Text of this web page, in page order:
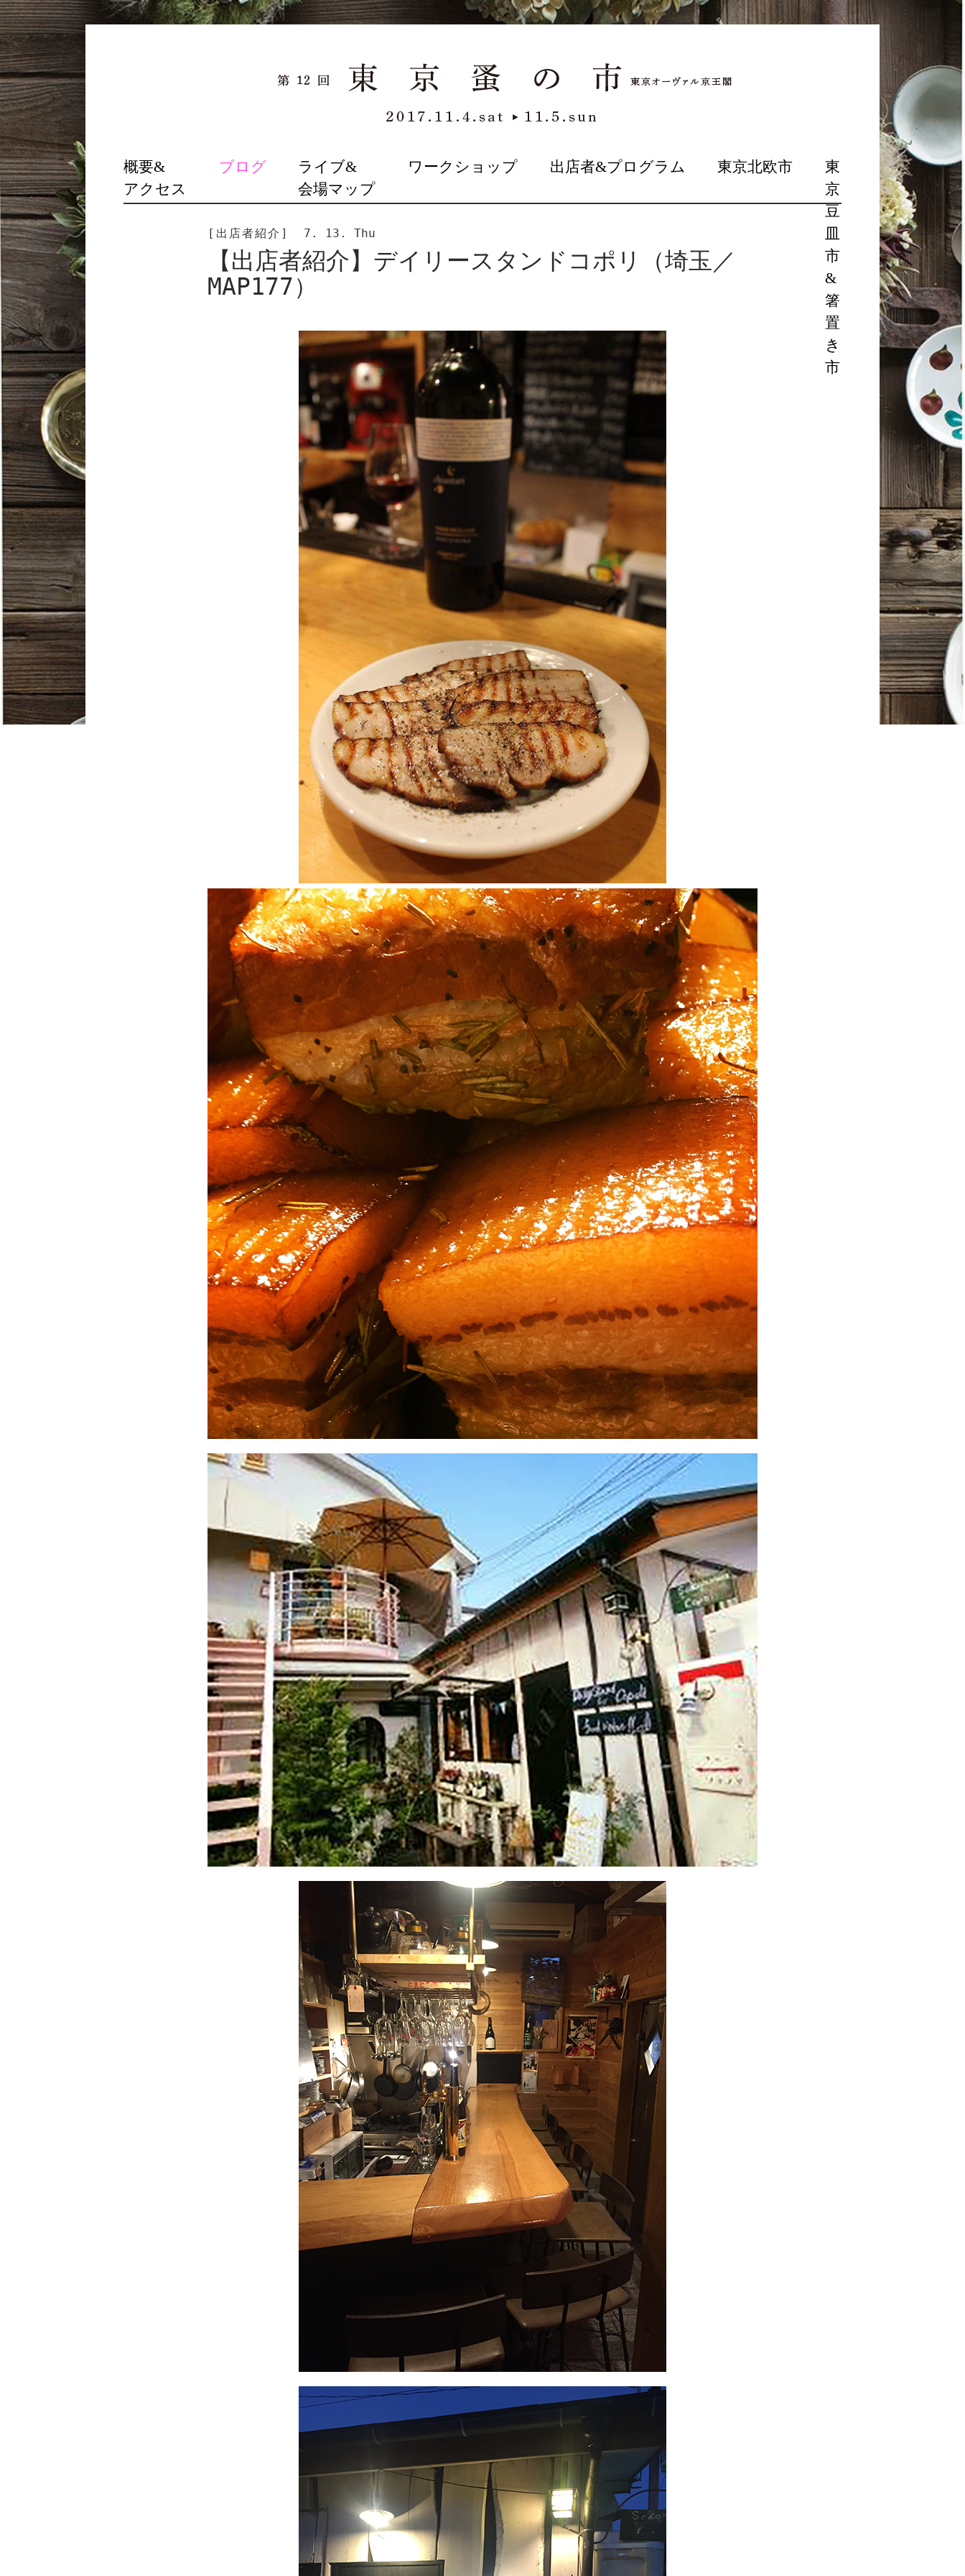
SKIP
TO
CONTENT
概要&
アクセス
ブログ
ライブ&
会場マップ
ワークショップ 出店者&プログラム 東京北欧市
東
京
豆
皿
市
&
箸
置
き
市
[出店者紹介] 7. 13. Thu
【出店者紹介】デイリースタンドコポリ（埼玉／
MAP177）